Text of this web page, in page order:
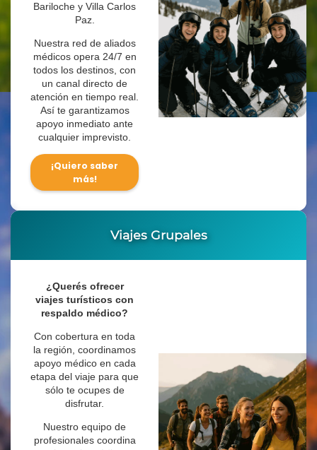
Bariloche y Villa Carlos
Paz.
Nuestra red de aliados
médicos opera 24/7 en
todos los destinos, con
un canal directo de
atención en tiempo real.
Así te garantizamos
apoyo inmediato ante
cualquier imprevisto.
¡Quiero saber
más!
Viajes Grupales
¿Querés ofrecer
viajes turísticos con
respaldo médico?
Con cobertura en toda
la región, coordinamos
apoyo médico en cada
etapa del viaje para que
sólo te ocupes de
disfrutar.
Nuestro equipo de
profesionales coordina